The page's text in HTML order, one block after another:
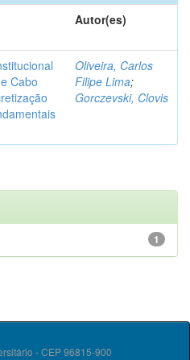
Autor(es)
Cabo
Oliveira, Carlos
Filipe Lima;
Gorczevski, Clovis
1
- CEP 96815-900